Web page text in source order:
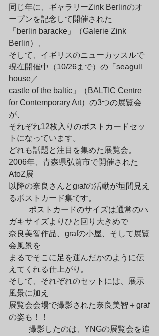
同じ年に、ギャラリーZink Berlinのオ
ープンを記念して開催された
「berlin baracke」（Galerie Zink
Berlin）、
そして、イギリスのニューカッスルで
現在開催中（10/26まで）の「seagull
house／
castle of the baltic」（BALTIC Centre
for Contemporary Art）の3つの展覧会
が、
それぞれ12枚入りのポストカードセッ
トになっています。
どれも話題と注目を集めた展覧会。
2006年、青森県弘前市で開催された
AtoZ展
以降の奈良さんとgrafの活動が垣間見え
るポストカード集です。
ガキサイズよりひと回り大きめで
奈良美智作品、grafの小屋、そして展覧
会風景を
まるでそこに足を運んだかのように伝
えてくれる仕上がり。
そして、それぞれのセットには、展示
風景に加え
展覧会会場で撮影された奈良美智＋graf
の姿も！！